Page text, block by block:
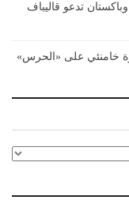
تدعو قاليباف
خامنئي على «الحرس»